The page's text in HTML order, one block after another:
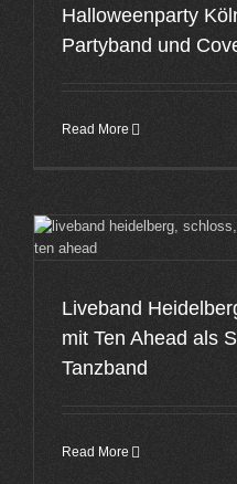
Halloweenparty
Partyband und
Read More
Liveband
mit Ten Ahead als
Tanzband
Read More